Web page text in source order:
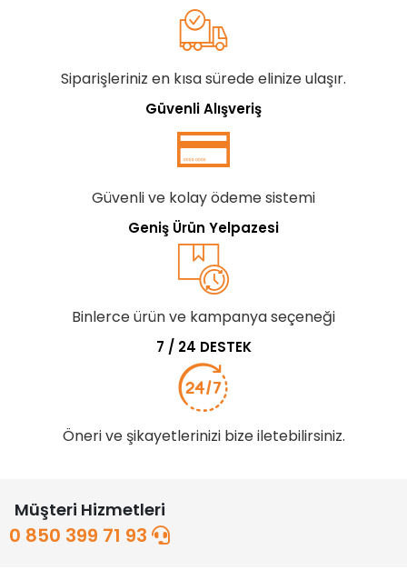
Siparişleriniz en kısa sürede elinize ulaşır.
Güvenli Alışveriş
Güvenli ve kolay ödeme sistemi
Geniş Ürün Yelpazesi
Binlerce ürün ve kampanya seçeneği
7 / 24 DESTEK
Öneri ve şikayetlerinizi bize iletebilirsiniz.
Müşteri Hizmetleri
0 850 399 71 93